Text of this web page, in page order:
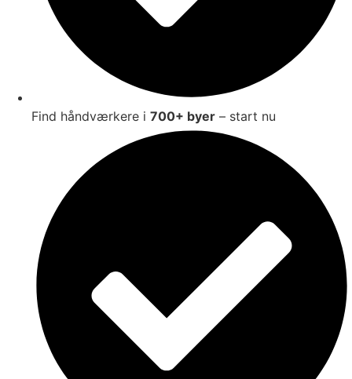
Find håndværkere i 700+ byer – start nu